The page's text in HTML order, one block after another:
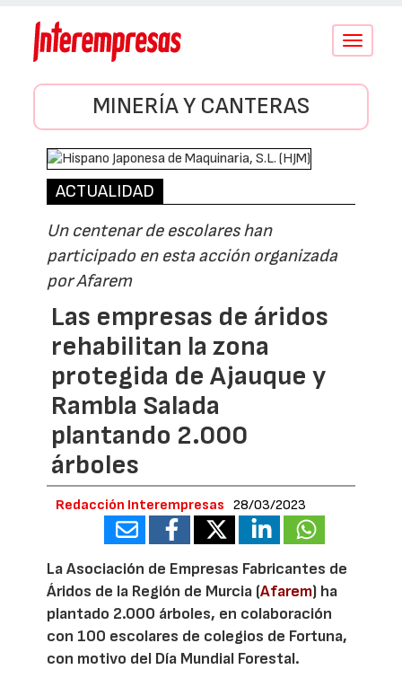
Conmutar
MINERÍA Y CANTERAS
ACTUALIDAD
Un centenar de escolares han
participado en esta acción organizada
por Afarem
Las empresas de áridos
rehabilitan la zona
protegida de Ajauque y
Rambla Salada
plantando 2.000
árboles
Redacción Interempresas 28/03/2023
La Asociación de Empresas Fabricantes de
Áridos de la Región de Murcia (Afarem) ha
plantado 2.000 árboles, en colaboración
con 100 escolares de colegios de Fortuna,
con motivo del Día Mundial Forestal.